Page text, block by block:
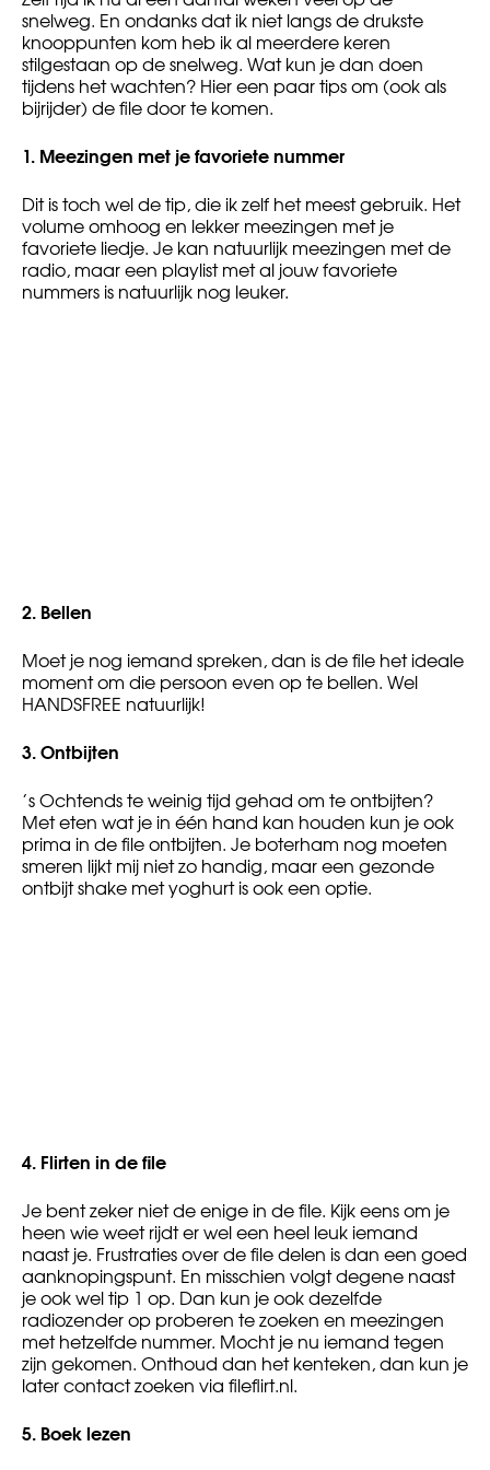
snelweg. En ondanks dat ik niet langs de drukste
knooppunten kom heb ik al meerdere keren
stilgestaan op de snelweg. Wat kun je dan doen
tijdens het wachten? Hier een paar tips om (ook als
bijrijder) de file door te komen.
1. Meezingen met je favoriete nummer
Dit is toch wel de tip, die ik zelf het meest gebruik. Het
volume omhoog en lekker meezingen met je
favoriete liedje. Je kan natuurlijk meezingen met de
radio, maar een playlist met al jouw favoriete
nummers is natuurlijk nog leuker.
2. Bellen
Moet je nog iemand spreken, dan is de file het ideale
moment om die persoon even op te bellen. Wel
HANDSFREE natuurlijk!
3.Ontbijten
’s Ochtends te weinig tijd gehad om te ontbijten?
Met eten wat je in één hand kan houden kun je ook
prima in de file ontbijten. Je boterham nog moeten
smeren lijkt mij niet zo handig, maar een gezonde
ontbijt shake met yoghurt is ook een optie.
4. Flirten in de file
Je bent zeker niet de enige in de file. Kijk eens om je
heen wie weet rijdt er wel een heel leuk iemand
naast je. Frustraties over de file delen is dan een goed
aanknopingspunt. En misschien volgt degene naast
je ook wel tip 1 op. Dan kun je ook dezelfde
radiozender op proberen te zoeken en meezingen
met hetzelfde nummer. Mocht je nu iemand tegen
zijn gekomen. Onthoud dan het kenteken, dan kun je
later contact zoeken via fileflirt.nl.
5. Boek lezen